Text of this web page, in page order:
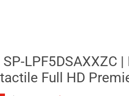
LPF5DSAXXZC
Full HD